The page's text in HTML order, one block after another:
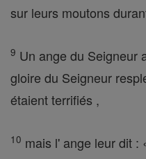
sur leurs moutons
9 Un ange du Seigneur
gloire du Seigneur
étaient terrifiés ,
10 mais l' ange leur dit :